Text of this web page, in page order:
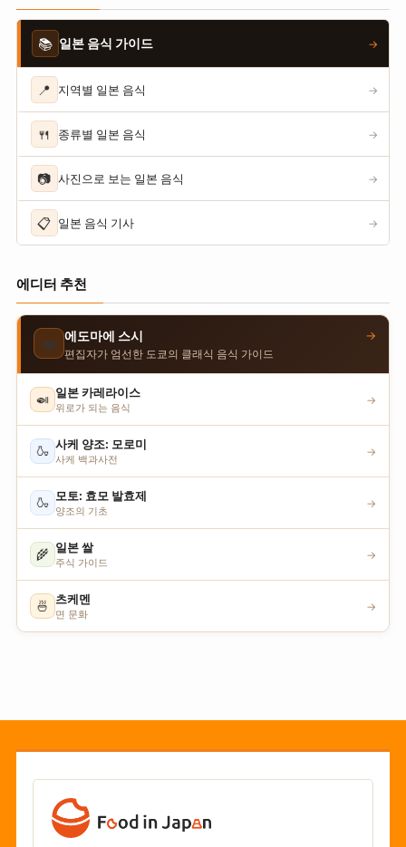
📚 일본 음식 가이드 →
📍 지역별 일본 음식 →
🍴 종류별 일본 음식 →
📷 사진으로 보는 일본 음식 →
📋 일본 음식 기사 →
에디터 추천
🍣 에도마에 스시
편집자가 엄선한 도쿄의 클래식 음식 가이드
→
🍛 일본 카레라이스
위로가 되는 음식
→
🍶 사케 양조: 모로미
사케 백과사전
→
🍶 모토: 효모 발효제
양조의 기초
→
🌾 일본 쌀
주식 가이드
→
🍜 츠케멘
면 문화
→